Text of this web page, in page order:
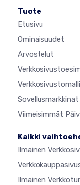
Tuote
Etusivu
Ominaisuudet
Arvostelut
Sovellusmarkkinat
Viimeisimmät
Kaikki
Ilmainen
Ilmainen